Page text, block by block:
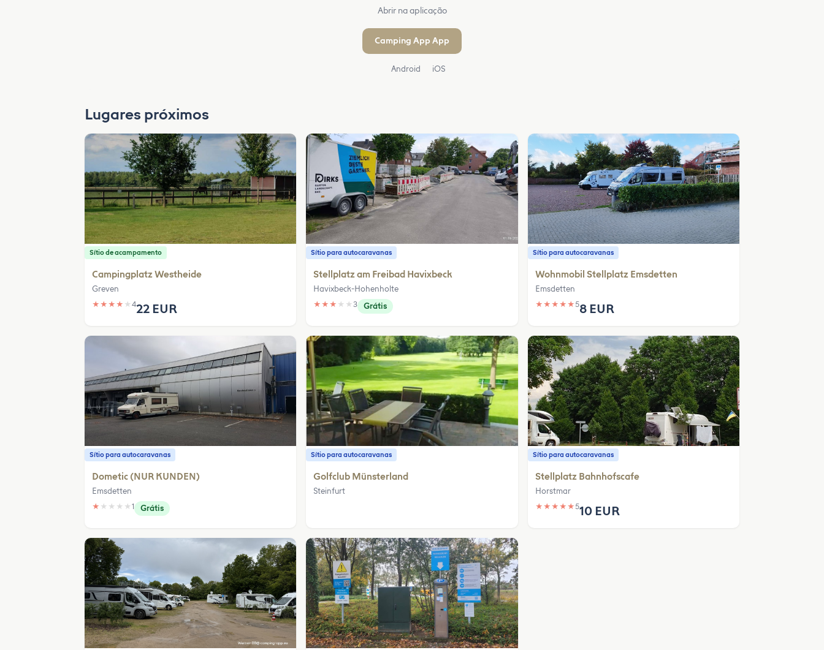
Abrir na aplicação
Camping App App
Android iOS
Lugares próximos
Sítio de acampamento
Campingplatz Westheide
Greven
★ ★ ★ ★ ★ 422 EUR
Sítio para autocaravanas
Stellplatz am Freibad Havixbeck
Havixbeck-Hohenholte
★ ★ ★ ★ ★3 Grátis
Sítio para autocaravanas
Wohnmobil Stellplatz Emsdetten
Emsdetten
★ ★ ★ ★ ★58 EUR
Sítio para autocaravanas
Dometic (NUR KUNDEN)
Emsdetten
★ ★ ★ ★ ★ 1 Grátis
Sítio para autocaravanas
Golfclub Münsterland
Steinfurt
Sítio para autocaravanas
Stellplatz Bahnhofscafe
Horstmar
★ ★ ★ ★ ★510 EUR